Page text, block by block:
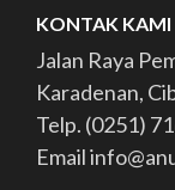
KONTAK KAMI
Jalan Raya
Karadenan,
Telp. (0251)
Email